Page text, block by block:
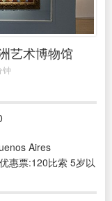
艺术博物馆
钟
Aires
惠票:120比索 5岁以